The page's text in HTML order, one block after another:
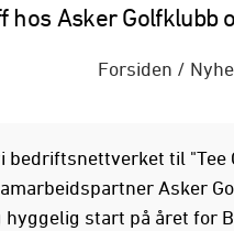
hos Asker Golfklubb
Forsiden /
bedriftsnettverket til "Tee
Asker
hyggelig start på året for